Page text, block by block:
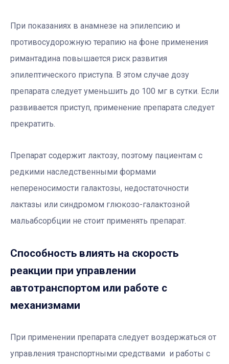
При показаниях в анамнезе на эпилепсию и
противосудорожную терапию на фоне применения
римантадина повышается риск развития
эпилептического приступа. В этом случае дозу
препарата следует уменьшить до 100 мг в сутки. Если
развивается приступ, применение препарата следует
прекратить.
Препарат содержит лактозу, поэтому пациентам с
редкими наследственными формами
непереносимости галактозы, недостаточности
лактазы или синдромом глюкозо-галактозной
мальабсорбции не стоит применять препарат.
Способность влиять на скорость
реакции при управлении
автотранспортом или работе с
механизмами
При применении препарата следует воздержаться от
управления транспортными средствами и работы с